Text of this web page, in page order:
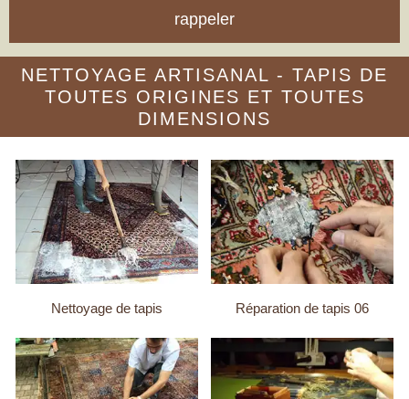
NETTOYAGE ARTISANAL - TAPIS DE
TOUTES ORIGINES ET TOUTES
DIMENSIONS
Nettoyage de tapis Réparation de tapis 06